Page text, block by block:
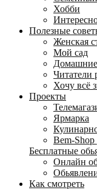
Хобби
Полезные
Женская
Мой сад
Читатели
Хочу всё
Проекты
Ярмарка
Bem-Shop
Бесплатные
Онлайн
Как смотреть